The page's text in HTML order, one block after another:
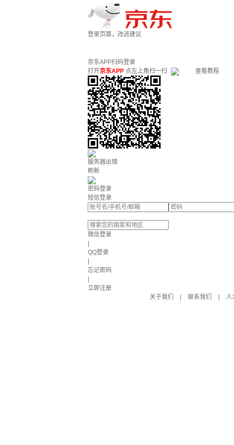
登录页面，改进建议
京东APP扫码登录
打开京东APP 点左上角扫一扫 查看教程
服务器出错
刷新
密码登录
短信登录
微信登录
QQ登录
忘记密码
立即注册
关于我们
联系我们 人